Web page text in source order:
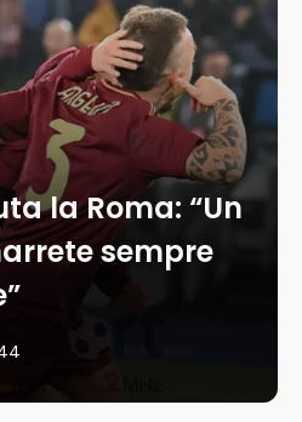
la Roma: “Un
sempre